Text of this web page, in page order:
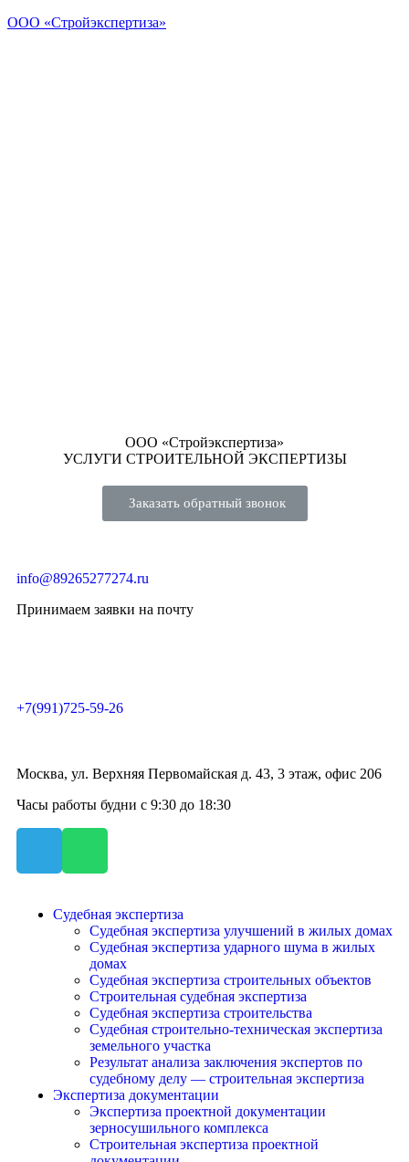
ООО «Стройэкспертиза»
ООО «Стройэкспертиза»
УСЛУГИ СТРОИТЕЛЬНОЙ ЭКСПЕРТИЗЫ
Заказать обратный звонок
info@89265277274.ru
Принимаем заявки на почту
+7(991)725-59-26
Москва, ул. Верхняя Первомайская д. 43, 3 этаж, офис 206
Часы работы будни с 9:30 до 18:30
Судебная экспертиза
Судебная экспертиза улучшений в жилых домах
Судебная экспертиза ударного шума в жилых
домах
Судебная экспертиза строительных объектов
Строительная судебная экспертиза
Судебная экспертиза строительства
Судебная строительно-техническая экспертиза
земельного участка
Результат анализа заключения экспертов по
судебному делу — строительная экспертиза
Экспертиза документации
Экспертиза проектной документации
зерносушильного комплекса
Строительная экспертиза проектной